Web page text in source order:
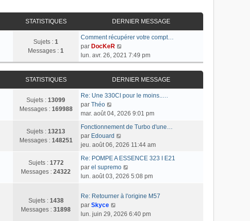
STATISTIQUES DERNIER MESSAGE
Sujets : 1
Messages : 1
Comment récupérer votre compt…
par DocKeR
o
n
s
u
l
t
r
l
d
r
n
i
r
e
lun. avr. 26, 2021 7:49 pm
STATISTIQUES DERNIER MESSAGE
Sujets : 13099
Messages : 169988
Re: Une 330CI pour le moins..…
par Théo
o
s
u
l
t
e
e
d
e
mar. août 04, 2026 9:01 pm
Sujets : 13213
Messages : 148251
Fonctionnement de Turbo d'une…
par Edouard
o
s
u
l
e
l
jeu. août 06, 2026 11:44 am
Sujets : 1772
Messages : 24322
Re: POMPE A ESSENCE 323 I E21
par el supremo
o
s
l
lun. août 03, 2026 5:08 pm
Sujets : 1438
Messages : 31898
Re: Retourner à l'origine M57
par Skyce
o
lun. juin 29, 2026 6:40 pm